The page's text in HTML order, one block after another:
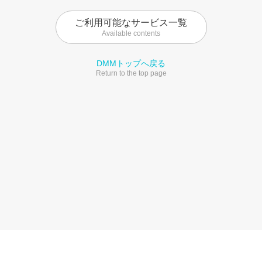
ご利用可能なサービス一覧
Available contents
DMMトップへ戻る
Return to the top page